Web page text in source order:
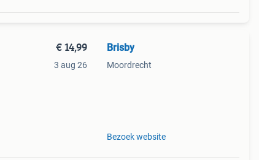
€ 14,99
3 aug 26
Brisby
Moordrecht
Bezoek website